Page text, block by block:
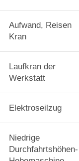
Aufwand, Reisen
Kran
Laufkran der
Werkstatt
Elektroseilzug
Niedrige
Durchfahrtshöhen-